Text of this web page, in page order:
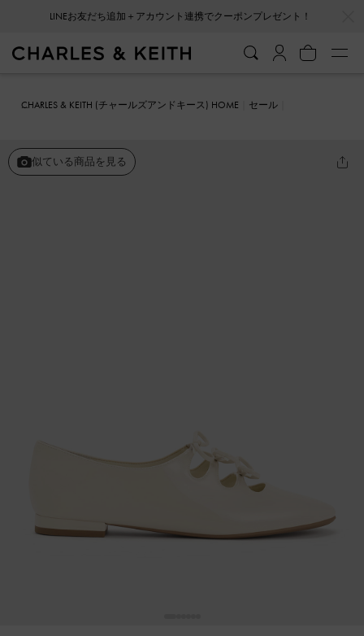
CHARLES & KEITH (チャールズアンドキース) HOME
セール
似ている商品を見る